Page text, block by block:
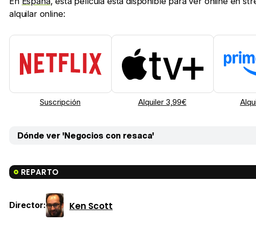
alquilar online:
Suscripción Alquiler 3,99€
Dónde ver 'Negocios con resaca'
REPARTO
Director: Ken Scott